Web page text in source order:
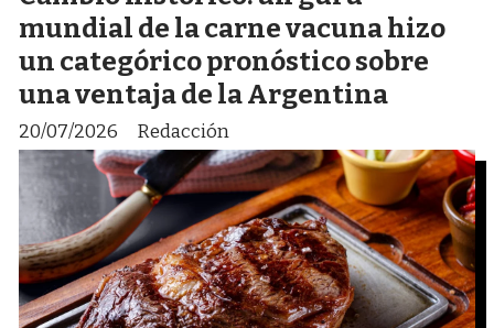
mundial de la carne vacuna hizo
un categórico pronóstico sobre
una ventaja de la Argentina
Redacción
20/07/2026